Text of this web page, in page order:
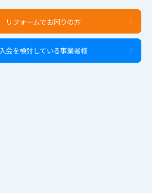
リフォームでお困りの方
入会を検討している事業者様